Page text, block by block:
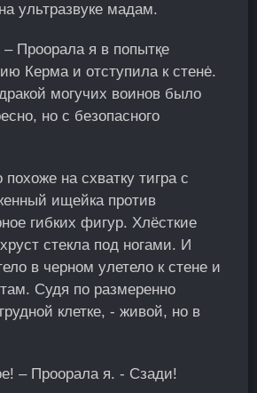
ультразвуке мадам.
Проорала я в попытқе
Керма и отступила к стенė.
могучих воинов было
но с безопасного
на схватку тигра с
ищейка против
гибких фигур. Хлёсткие
стекла под ногами. И
в черном улетело к стене и
Судя по размеренно
клетке, - живой, но в
– Проорала я. - Сзади!